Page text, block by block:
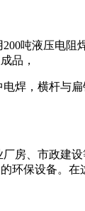
吨液压电
品，
焊，横杆与
房、市政建
保设备。